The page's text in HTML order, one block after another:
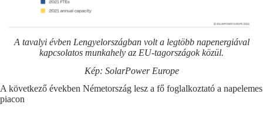
A tavalyi évben Lengyelországban volt a legtöbb napenergiával
kapcsolatos munkahely az EU-tagországok közül.
Kép: SolarPower Europe
A következő években Németország lesz a fő foglalkoztató a napelemes
piacon